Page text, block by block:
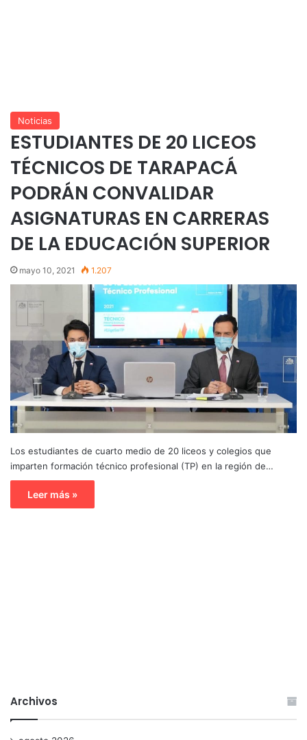
Noticias
ESTUDIANTES DE 20 LICEOS
TÉCNICOS DE TARAPACÁ
PODRÁN CONVALIDAR
ASIGNATURAS EN CARRERAS
DE LA EDUCACIÓN SUPERIOR
mayo 10, 2021 1.207
Los estudiantes de cuarto medio de 20 liceos y colegios que
imparten formación técnico profesional (TP) en la región de…
Leer más »
Archivos